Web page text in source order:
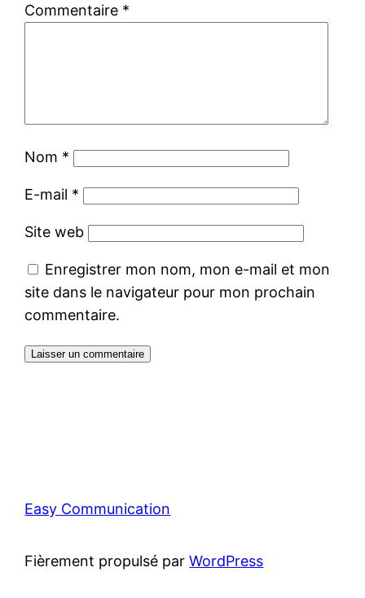
Commentaire *
Nom *
E-mail *
Site web
Enregistrer mon nom, mon e-mail et mon
site dans le navigateur pour mon prochain
commentaire.
Easy Communication
Fièrement propulsé parWordPress